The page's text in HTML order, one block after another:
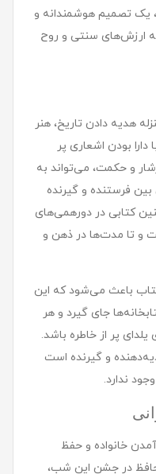
تصمیم هوشمندانه و
ارزش‌های سنتی و روح
هدیه دادن تاریخ، هنر
بودن اشعاری پر
و حکمت، می‌تواند به
بین فرستنده و گیرنده
کتابی در دورهمی‌های
و تا مدت‌ها در ذهن و
باعث می‌شود که این
جای گیرد و هر
پر از خاطره باشد.
و گیرنده است
ندارد.
خانواده و حفظ
در جشن این شب،